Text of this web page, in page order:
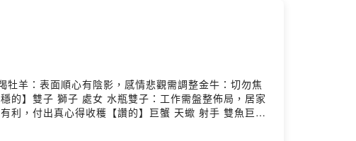
羊：表面順心有陰影，感情悲觀需調整金牛：切勿焦
的】雙子 獅子 處女 水瓶雙子：工作需盤整佈局，居家
利，付出真心得收穫【讚的】巨蟹 天蠍 射手 雙魚巨